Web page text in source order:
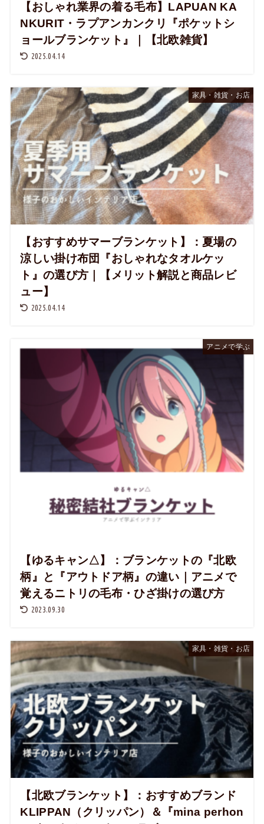
【おしゃれ業界の着る毛布】LAPUAN KA
NKURIT・ラプアンカンクリ『ポケットシ
ョールブランケット』｜【北欧雑貨】
2025.04.14
家具・雑貨・お店
【おすすめサマーブランケット】：夏場の
涼しい掛け布団『おしゃれなタオルケッ
ト』の選び方｜【メリット解説と商品レビ
ュー】
2025.04.14
アニメで学ぶ
【ゆるキャン△】：ブランケットの『北欧
柄』と『アウトドア柄』の違い｜アニメで
覚えるニトリの毛布・ひざ掛けの選び方
2023.09.30
家具・雑貨・お店
【北欧ブランケット】：おすすめブランド
KLIPPAN（クリッパン）＆『mina perhon